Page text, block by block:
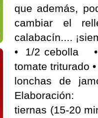
que además,
cambiar el
calabacín....
• 1/2 cebolla •
tomate triturado
lonchas de
Elaboración:
tiernas (15-20